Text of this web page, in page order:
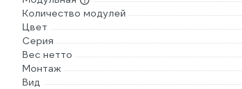
Количество модулей
Цвет
Серия
Вес нетто
Монтаж
Вид